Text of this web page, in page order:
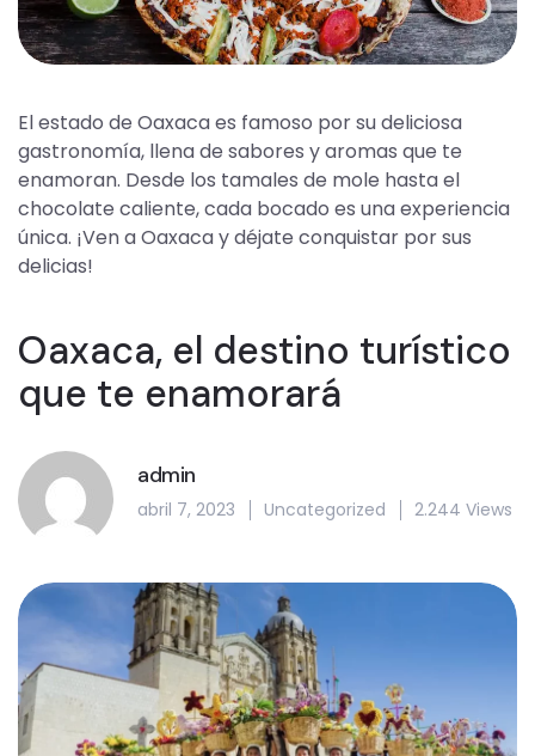
El estado de Oaxaca es famoso por su deliciosa
gastronomía, llena de sabores y aromas que te
enamoran. Desde los tamales de mole hasta el
chocolate caliente, cada bocado es una experiencia
única. ¡Ven a Oaxaca y déjate conquistar por sus
delicias!
Oaxaca, el destino turístico
que te enamorará
admin
abril 7, 2023 Uncategorized 2.244 Views